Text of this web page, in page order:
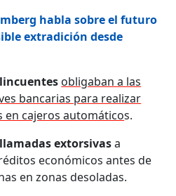
habla sobre el futuro
extradición desde
obligaban a las
bancarias para realizar
cajeros automáticos.
llamadas extorsivasa
económicos antes de
en zonas desoladas.